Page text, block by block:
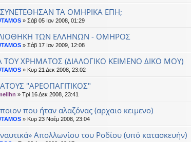
ΤΑ ΟΜΗΡΙΚΑ ΕΠΗ;
» Σάβ 05 Ιαν 2008, 01:29
ΤΩΝ ΕΛΛΗΝΩΝ - ΟΜΗΡΟΣ
» Σάβ 17 Ιαν 2009, 12:08
ΤΟΥ ΧΡΗΜΑΤΟΣ (ΔΙΑΛΟΓΙΚΟ ΚΕΙΜΕΝΟ ΔΙΚΟ ΜΟΥ)
» Κυρ 21 Δεκ 2008, 23:02
"ΑΡΕΟΠΑΓΙΤΙΚΟΣ"
» Τρί 16 Δεκ 2008, 23:41
που ήταν αλαζόνας (αρχαιο κειμενο)
» Κυρ 23 Νοέμ 2008, 23:04
Απολλωνίου του Ροδίου (υπό κατασκευήν)